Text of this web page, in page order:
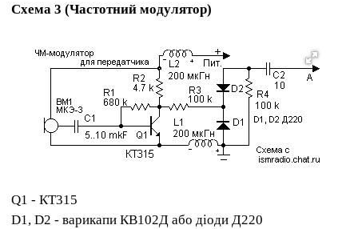
Схема 3 (Частотний модулятор)
Q1 - КТ315
D1, D2 - варикапи КВ102Д або діоди Д220